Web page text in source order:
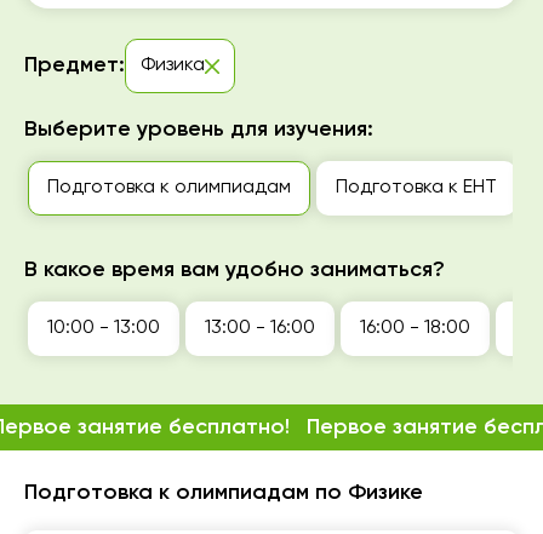
Подготовка к олимпиадам по Физике
занятие бесплатно! Первое занятие
Предмет: Физика
Выберите уровень для изучения:
Подготовка к олимпиадам Подготовка к ЕНТ
В какое время вам удобно заниматься?
10:00 - 13:00 13:00 - 16:00 16:00 - 18:00